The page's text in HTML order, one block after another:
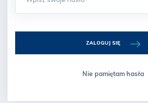
ZALOGUJ SIĘ
Nie pamiętam hasła